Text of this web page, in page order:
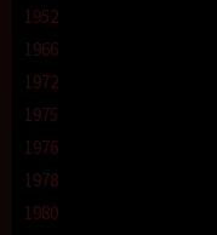
1952
1966
1972
1975
1976
1978
1980